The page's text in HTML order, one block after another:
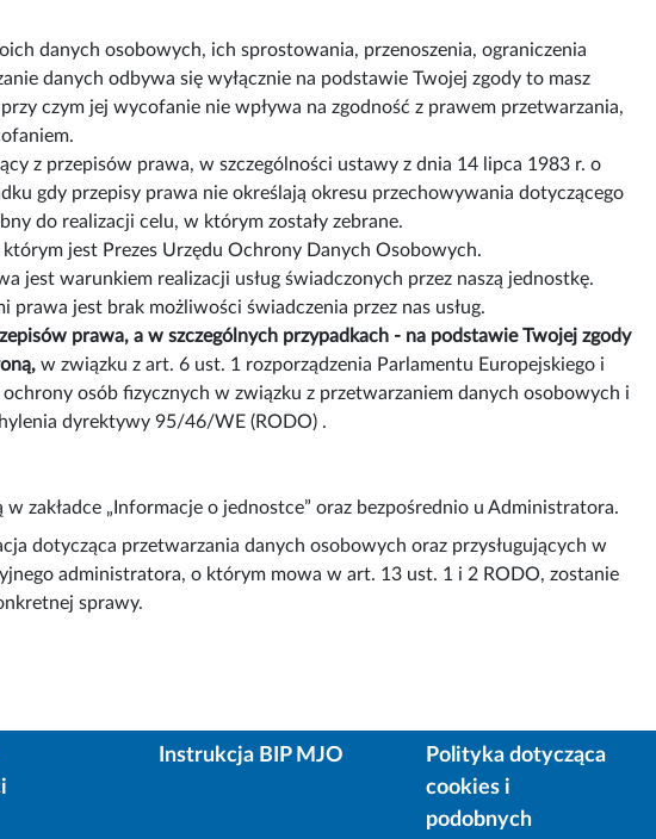
danych osobowych, ich sprostowania, przenoszenia, ograniczenia
danych odbywa się wyłącznie na podstawie Twojej zgody to masz
czym jej wycofanie nie wpływa na zgodność z prawem przetwarzania,
z przepisów prawa, w szczególności ustawy z dnia 14 lipca 1983 r. o
gdy przepisy prawa nie określają okresu przechowywania dotyczącego
do realizacji celu, w którym zostały zebrane.
jest Prezes Urzędu Ochrony Danych Osobowych.
jest warunkiem realizacji usług świadczonych przez naszą jednostkę.
jest brak możliwości świadczenia przez nas usług.
prawa, a w szczególnych przypadkach - na podstawie Twojej zgody
w związku z art. 6 ust. 1 rozporządzenia Parlamentu Europejskiego i
osób fizycznych w związku z przetwarzaniem danych osobowych i
dyrektywy 95/46/WE (RODO) .
zakładce „Informacje o jednostce” oraz bezpośrednio u Administratora.
dotycząca przetwarzania danych osobowych oraz przysługujących w
administratora, o którym mowa w art. 13 ust. 1 i 2 RODO, zostanie
sprawy.
Instrukcja BIP MJO
Polityka dotycząca
cookies i
podobnych